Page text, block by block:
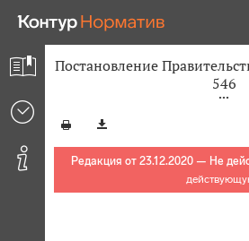
Постановление
546
Редакция от 23.12.2020 — Не